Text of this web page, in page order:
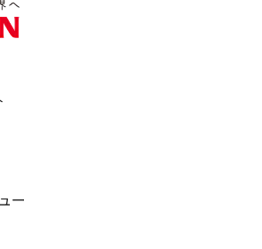
点から、過去のお問い合わせにつ
間経過後、消去させていただく場
ま一定時間経過すると自動的に接
なっておりますのでご注意くださ
ー